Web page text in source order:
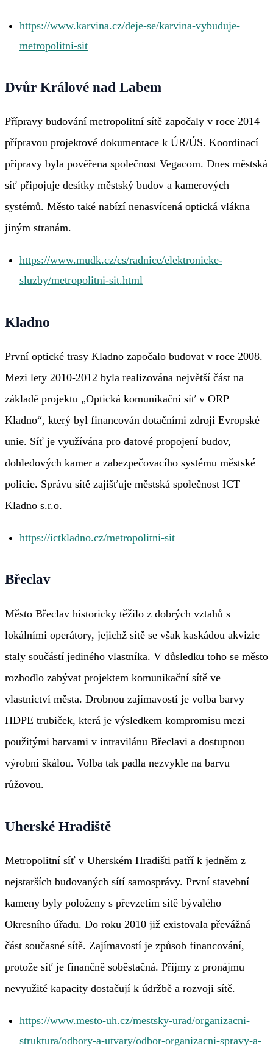
https://www.karvina.cz/deje-se/karvina-vybuduje-
metropolitni-sit
Dvůr Králové nad Labem
Přípravy budování metropolitní sítě započaly v roce 2014
přípravou projektové dokumentace k ÚR/ÚS. Koordinací
přípravy byla pověřena společnost Vegacom. Dnes městská
síť připojuje desítky městský budov a kamerových
systémů. Město také nabízí nenasvícená optická vlákna
jiným stranám.
https://www.mudk.cz/cs/radnice/elektronicke-
sluzby/metropolitni-sit.html
Kladno
První optické trasy Kladno započalo budovat v roce 2008.
Mezi lety 2010-2012 byla realizována největší část na
základě projektu „Optická komunikační síť v ORP
Kladno“, který byl financován dotačními zdroji Evropské
unie. Síť je využívána pro datové propojení budov,
dohledových kamer a zabezpečovacího systému městské
policie. Správu sítě zajišťuje městská společnost ICT
Kladno s.r.o.
https://ictkladno.cz/metropolitni-sit
Břeclav
Město Břeclav historicky těžilo z dobrých vztahů s
lokálními operátory, jejichž sítě se však kaskádou akvizic
staly součástí jediného vlastníka. V důsledku toho se město
rozhodlo zabývat projektem komunikační sítě ve
vlastnictví města. Drobnou zajímavostí je volba barvy
HDPE trubiček, která je výsledkem kompromisu mezi
použitými barvami v intravilánu Břeclavi a dostupnou
výrobní škálou. Volba tak padla nezvykle na barvu
růžovou.
Uherské Hradiště
Metropolitní síť v Uherském Hradišti patří k jedněm z
nejstarších budovaných sítí samosprávy. První stavební
kameny byly položeny s převzetím sítě bývalého
Okresního úřadu. Do roku 2010 již existovala převážná
část současné sítě. Zajímavostí je způsob financování,
protože síť je finančně soběstačná. Příjmy z pronájmu
nevyužité kapacity dostačují k údržbě a rozvoji sítě.
https://www.mesto-uh.cz/mestsky-urad/organizacni-
struktura/odbory-a-utvary/odbor-organizacni-spravy-a-